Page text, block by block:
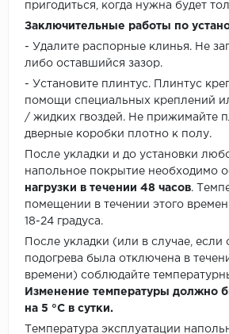
пригодиться, когда нужна будет
Заключительные работы по
- Удалите распорные клинья. Не
либо оставшийся зазор.
- Установите плинтус. Плинтус
помощи специальных креплений
/ жидких гвоздей. Не прижимайте
дверные коробки плотно к полу.
После укладки и до установки
напольное покрытие необходимо
нагрузки в течении 48 часов.
помещении в течении этого
18-24 градуса.
После укладки (или в случае, если
подогрева была отключена в
времени) соблюдайте
Изменение температуры должно
на 5 °C в сутки.
Температура эксплуатации